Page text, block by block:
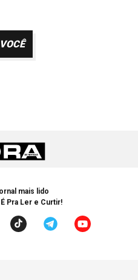
mais lido
Pra Ler e Curtir!